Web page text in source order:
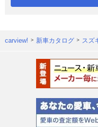
carview! 新車カタログ スズ